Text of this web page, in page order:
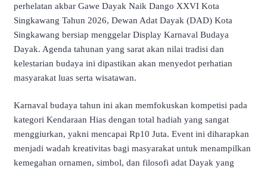
perhelatan akbar Gawe Dayak Naik Dango XXVI Kota
Singkawang Tahun 2026, Dewan Adat Dayak (DAD) Kota
Singkawang bersiap menggelar Display Karnaval Budaya
Dayak. Agenda tahunan yang sarat akan nilai tradisi dan
kelestarian budaya ini dipastikan akan menyedot perhatian
masyarakat luas serta wisatawan.
Karnaval budaya tahun ini akan memfokuskan kompetisi pada
kategori Kendaraan Hias dengan total hadiah yang sangat
menggiurkan, yakni mencapai Rp10 Juta. Event ini diharapkan
menjadi wadah kreativitas bagi masyarakat untuk menampilkan
kemegahan ornamen, simbol, dan filosofi adat Dayak yang